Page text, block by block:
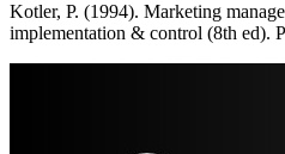
Kotler, P. (1994). Marketing
implementation & control (8th ed).